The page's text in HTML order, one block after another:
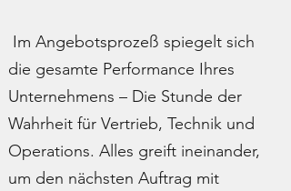
Im Angebotsprozeß spiegelt sich
die gesamte Performance Ihres
Unternehmens – Die Stunde der
Wahrheit für Vertrieb, Technik und
Operations. Alles greift ineinander,
um den nächsten Auftrag mit